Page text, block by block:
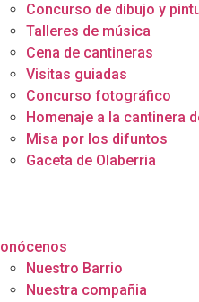
Concurso de dibujo y
Talleres de música
Cena de cantineras
Visitas guiadas
Concurso fotográfico
Homenaje a la cantinera
Misa por los difuntos
Gaceta de Olaberria
Nuestro Barrio
Nuestra compañia